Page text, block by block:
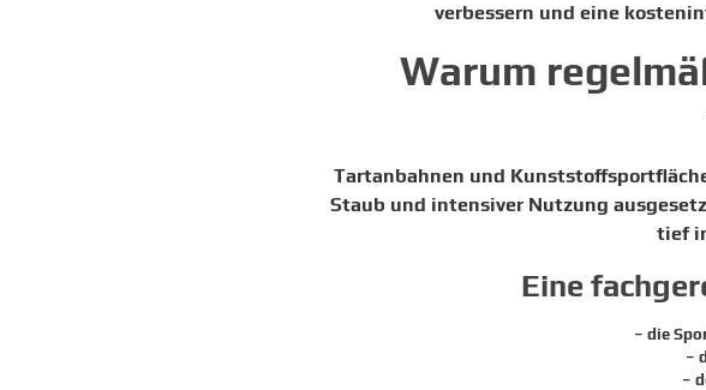
verbessern und eine
Warum
Tartanbahnen und
Staub und intensiver Nutzung
tief
Eine
– die
–
–